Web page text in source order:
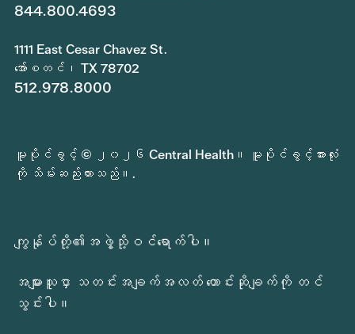
844.800.4693
1111 East Cesar Chavez St.
အော်စတင်၊ TX 78702
512.978.8000
မူပိုင်ခွင့် © ၂၀၂၆ Central Health။ မူပိုင်ခွင့်အားလုံး
ကို သိမ်းဆည်းထားသည်။.
ကျွန်ုပ်တို့၏အဖွဲ့သို့ဝင်ရောက်ပါ။
အများသူငှာ သတင်းအချက်အလတ် တောင်းဆိုချက်ကို တင်
သွင်းပါ။